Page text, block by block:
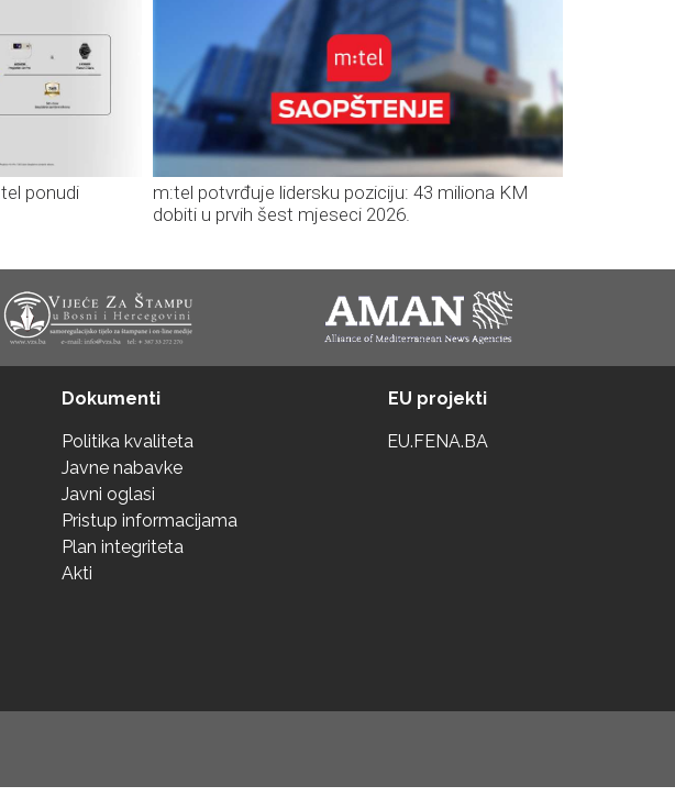
ponudi
m:tel potvrđuje lidersku poziciju: 43 miliona KM
dobiti u prvih šest mjeseci 2026.
Dokumenti
Politika kvaliteta
Javne nabavke
Javni oglasi
Pristup informacijama
Plan integriteta
Akti
EU projekti
EU.FENA.BA